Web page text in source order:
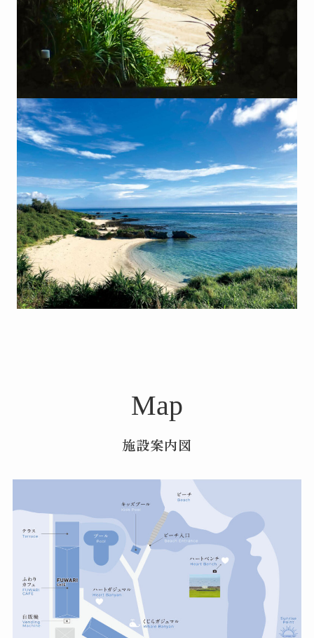
Map
施設案内図